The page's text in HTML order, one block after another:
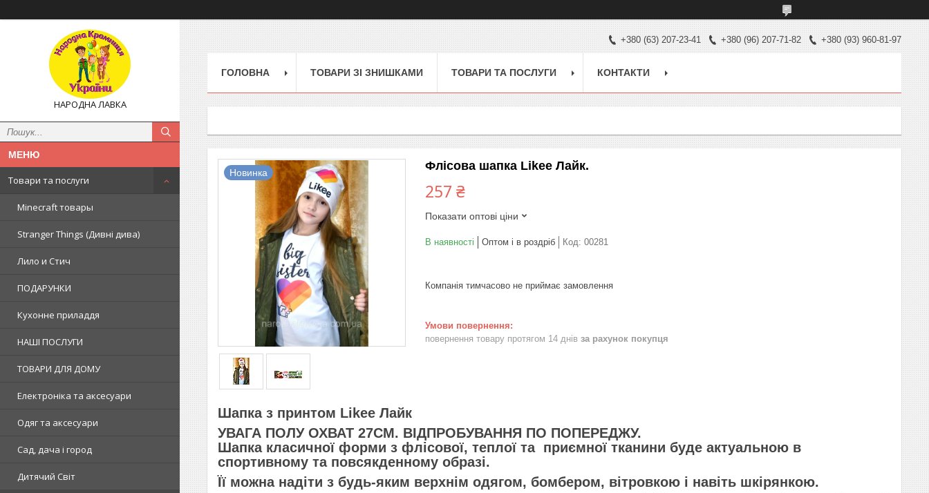
НАРОДНА ЛАВКА
Товари та послуги
Minecraft товары
Stranger Things (Дивні дива)
Лило и Стич
ПОДАРУНКИ
Кухонне приладдя
НАШІ ПОСЛУГИ
ТОВАРИ ДЛЯ ДОМУ
Електроніка та аксесуари
Одяг та аксесуари
Сад, дача і город
Дитячий Світ
+380 (63) 207-23-41 +380 (96) 207-71-82 +380 (93) 960-81-97
ГОЛОВНА ТОВАРИ ЗІ ЗНИШКАМИ ТОВАРИ ТА ПОСЛУГИ КОНТАКТИ
Новинка Флісова шапка Likee Лайк.
257 ₴
Показати оптові ціни
В наявності Оптом і в роздріб Код: 00281
Компанія тимчасово не приймає замовлення
повернення товару протягом 14 днів за рахунок покупця
Шапка з принтом Likee Лайк
УВАГА ПОЛУ ОХВАТ 27СМ. ВІДПРОБУВАННЯ ПО ПОПЕРЕДЖУ.
Шапка класичної форми з флісової, теплої та приємної тканини буде актуальною в
спортивному та повсякденному образі.
Її можна надіти з будь-яким верхнім одягом, бомбером, вітровкою і навіть шкірянкою.